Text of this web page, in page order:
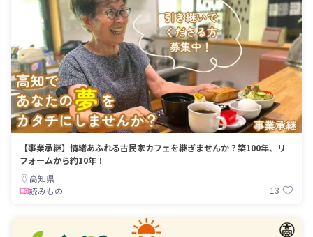
【事業承継】情緒あふれる古民家カフェを継ぎませんか？築100年、リ
フォームから約10年！
高知県
読みもの
13